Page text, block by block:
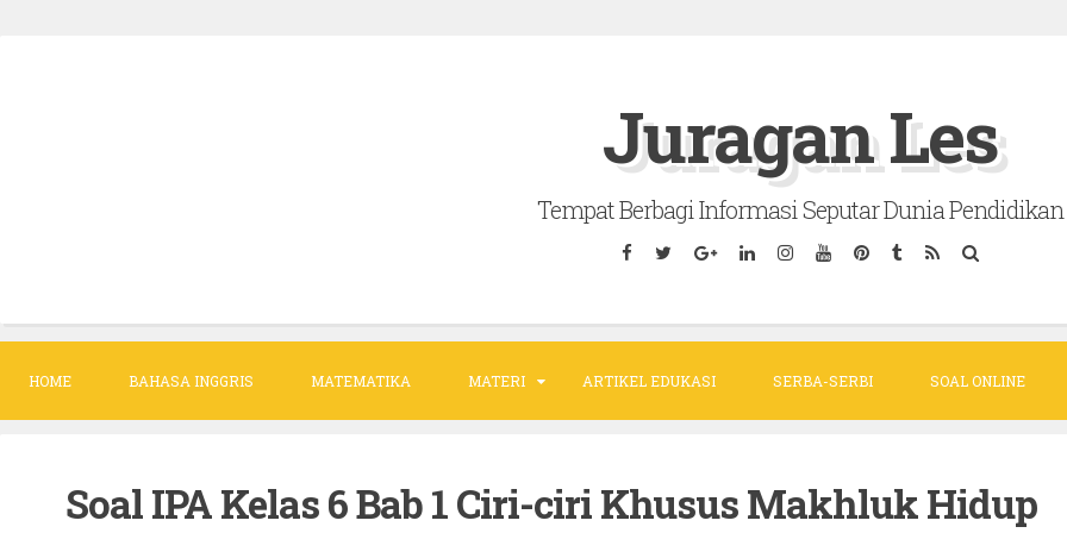
n
Juragan Les
Tempat Berbagi Informasi Seputar Dunia Pendidikan
HOME BAHASA INGGRIS MATEMATIKA MATERI ARTIKEL EDUKASI SERBA-SERBI SOAL ONLINE
Soal IPA Kelas 6 Bab 1 Ciri-ciri Khusus Makhluk Hidup